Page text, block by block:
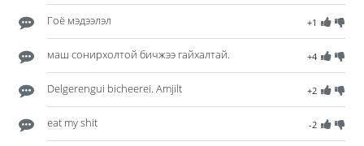
+1
Гоё мэдээлэл
+4
маш сонирхолтой бичжээ гайхалтай.
+2
Delgerengui bicheerei. Amjilt
-2
eat my shit